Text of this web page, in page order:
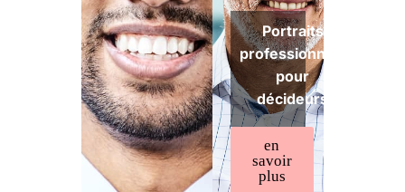
Portraits
professionnels
pour
décideurs
en
savoir
plus